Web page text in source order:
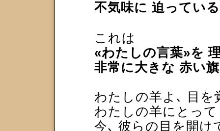
不気味に 迫ってい
これは
«わたしの言葉»を
非常に大きな 赤い
わたしの羊よ､ 目を
わたしの羊にとって
今､ 彼らの目を開け